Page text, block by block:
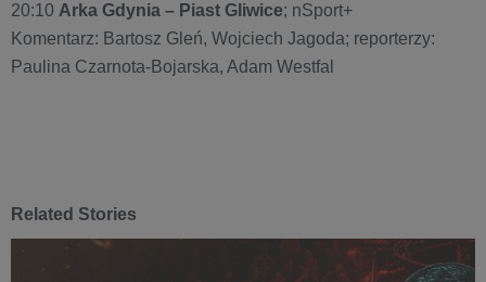
20:10 Arka Gdynia – Piast Gliwice; nSport+
Komentarz: Bartosz Gleń, Wojciech Jagoda; reporterzy:
Paulina Czarnota-Bojarska, Adam Westfal
Related Stories